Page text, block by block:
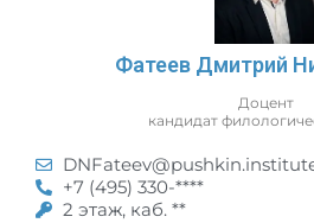
Фатеев Дмитрий
Доцент
кандидат
+7 (495) 330-****
2 этаж, каб. **